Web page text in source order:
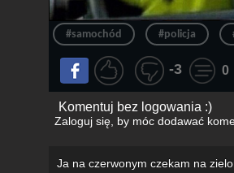
#samochód #policja
-3 0
Komentuj bez logowania :)
Zaloguj się, by móc dodawać
Ja na czerwonym czekam na